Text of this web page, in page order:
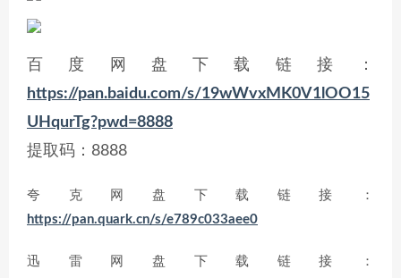
百度网盘下载链接：
https://pan.baidu.com/s/19wWvxMK0V1lOO15
UHqurTg?pwd=8888
提取码：8888
夸克网盘下载链接：
https://pan.quark.cn/s/e789c033aee0
迅雷网盘下载链接：